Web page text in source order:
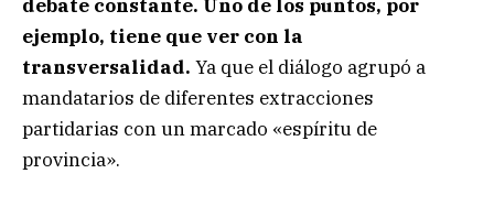
debate constante. Uno de los puntos, por
ejemplo, tiene que ver con la
transversalidad. Ya que el diálogo agrupó a
mandatarios de diferentes extracciones
partidarias con un marcado «espíritu de
provincia».